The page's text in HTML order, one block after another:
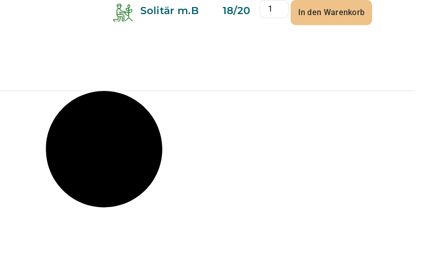
Solitär m.B 18/20 In den Warenkorb